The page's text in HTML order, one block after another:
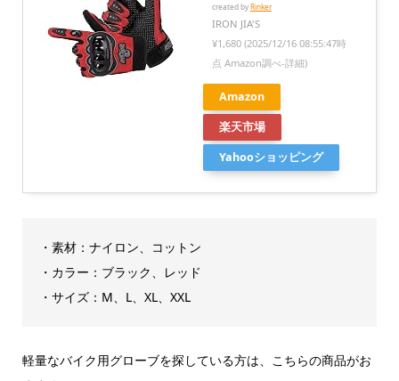
created byRinker
IRON JIA'S
¥1,680 (2025/12/16 08:55:47時
点 Amazon調べ-詳細)
Amazon
楽天市場
Yahooショッピング
・素材：ナイロン、コットン
・カラー：ブラック、レッド
・サイズ：M、L、XL、XXL
軽量なバイク用グローブを探している方は、こちらの商品がお